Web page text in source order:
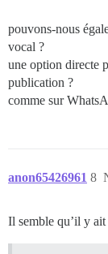
pouvons-nous
vocal ?
une option directe
publication ?
comme sur
anon65426961 8
Il semble qu’il y ait